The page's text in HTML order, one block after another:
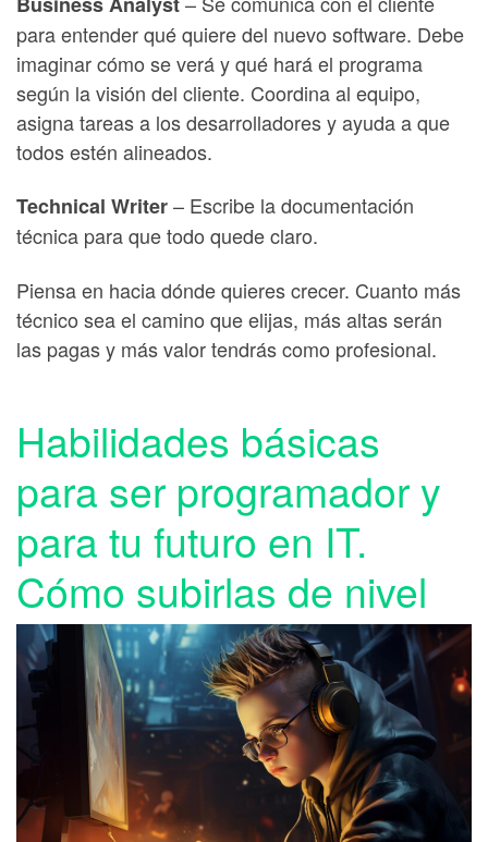
para entender qué quiere del nuevo software. Debe
imaginar cómo se verá y qué hará el programa
según la visión del cliente. Coordina al equipo,
asigna tareas a los desarrolladores y ayuda a que
todos estén alineados.
Technical Writer– Escribe la documentación
técnica para que todo quede claro.
Piensa en hacia dónde quieres crecer. Cuanto más
técnico sea el camino que elijas, más altas serán
las pagas y más valor tendrás como profesional.
Habilidades básicas
para ser programador y
para tu futuro en IT.
Cómo subirlas de nivel